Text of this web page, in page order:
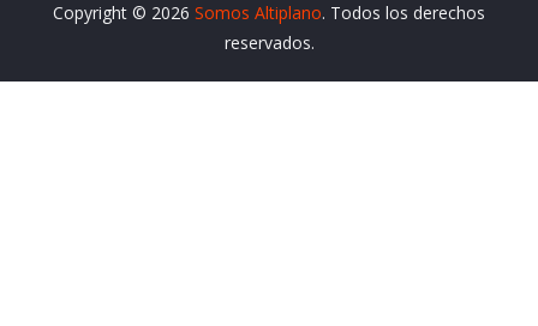
Copyright © 2026 Somos Altiplano. Todos los derechos
reservados.